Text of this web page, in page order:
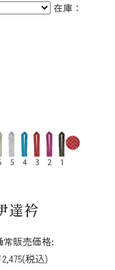
在庫：
達衿
常販売価格:
(税込)